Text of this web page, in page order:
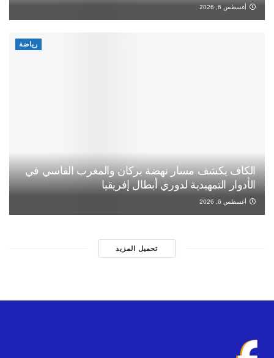
أغسطس 6, 2026
رياضة
الكاف يكشف مسار نهضة بركان والمغرب الفاسي في
الأدوار التمهيدية لدوري أبطال إفريقيا
أغسطس 6, 2026
تحميل المزيد